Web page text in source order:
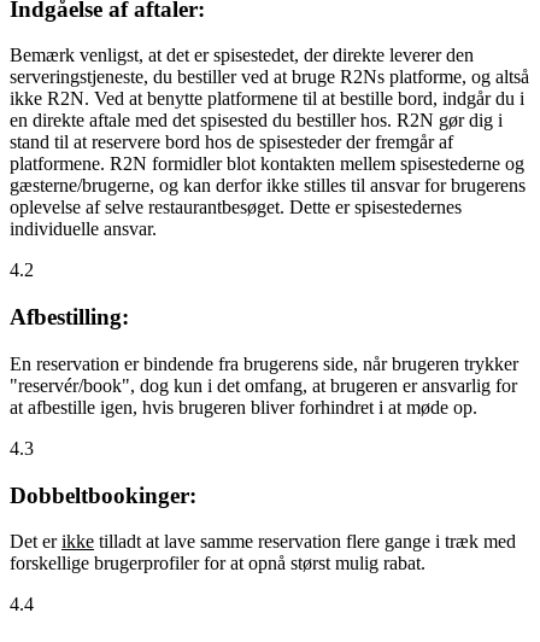
Indgåelse af aftaler:
Bemærk venligst, at det er spisestedet, der direkte leverer den
serveringstjeneste, du bestiller ved at bruge R2Ns platforme, og altså
ikke R2N. Ved at benytte platformene til at bestille bord, indgår du i
en direkte aftale med det spisested du bestiller hos. R2N gør dig i
stand til at reservere bord hos de spisesteder der fremgår af
platformene. R2N formidler blot kontakten mellem spisestederne og
gæsterne/brugerne, og kan derfor ikke stilles til ansvar for brugerens
oplevelse af selve restaurantbesøget. Dette er spisestedernes
individuelle ansvar.
4.2
Afbestilling:
En reservation er bindende fra brugerens side, når brugeren trykker
"reservér/book", dog kun i det omfang, at brugeren er ansvarlig for
at afbestille igen, hvis brugeren bliver forhindret i at møde op.
4.3
Dobbeltbookinger:
Det erikke tilladt at lave samme reservation flere gange i træk med
forskellige brugerprofiler for at opnå størst mulig rabat.
4.4